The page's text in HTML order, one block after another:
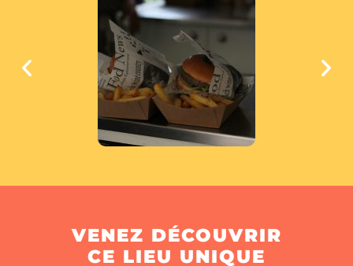
VENEZ DÉCOUVRIR
CE LIEU UNIQUE